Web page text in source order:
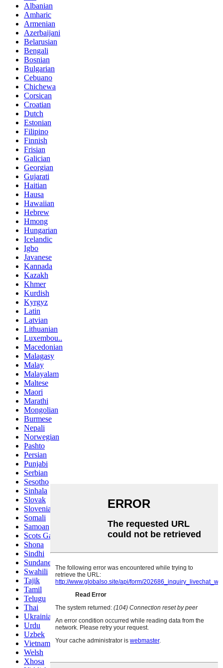
Albanian
Amharic
Armenian
Azerbaijani
Belarusian
Bengali
Bosnian
Bulgarian
Cebuano
Chichewa
Corsican
Croatian
Dutch
Estonian
Filipino
Finnish
Frisian
Galician
Georgian
Gujarati
Haitian
Hausa
Hawaiian
Hebrew
Hmong
Hungarian
Icelandic
Igbo
Javanese
Kannada
Kazakh
Khmer
Kurdish
Kyrgyz
Latin
Latvian
Lithuanian
Luxembou..
Macedonian
Malagasy
Malay
Malayalam
Maltese
Maori
Marathi
Mongolian
Burmese
Nepali
Norwegian
Pashto
Persian
Punjabi
Serbian
Sesotho
Sinhala
Slovak
Slovenian
Somali
Samoan
Scots Gaelic
Shona
Sindhi
Sundanese
Swahili
Tajik
Tamil
Telugu
Thai
Ukrainian
Urdu
Uzbek
Vietnamese
Welsh
Xhosa